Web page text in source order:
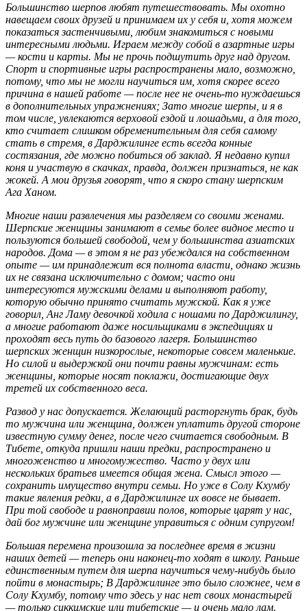
Большинство шерпов любят путешествовать. Мы охотно
навещаем своих друзей и принимаем их у себя и, хотя можем
показаться застенчивыми, любим знакомиться с новыми
интересными людьми. Играем между собой в азартные игры
— кости и карты. Мы не прочь подшутить друг над другом.
Спорт и спортивные игры распространены мало, возможно,
потому, что мы не могли научиться им, хотя скорее всего
причина в нашей работе — после нее не очень-то нуждаешься
в дополнительных упражнениях; Зато многие шерпы, и я в
том числе, увлекаются верховой ездой и лошадьми, а для того,
кто считает слишком обременительным для себя самому
стать в стремя, в Дарджилинге есть всегда конные
состязания, где можно побиться об заклад. Я недавно купил
коня и участвую в скачках, правда, должен признаться, не как
жокей. А мои друзья говорят, что я скоро стану шерпским
Ага Ханом.
Многие наши развлечения мы разделяем со своими женами.
Шерпские женщины занимают в семье более видное место и
пользуются большей свободой, чем у большинства азиатских
народов. Дома — в этом я не раз убеждался на собственном
опыте — им принадлежит вся полнота власти, однако жизнь
их не связана исключительно с домом; часто они
интересуются мужскими делами и выполняют работу,
которую обычно принято считать мужской. Как я уже
говорил, Анг Ламу девочкой ходила с ношами по Дарджилингу,
а многие работают даже носильщиками в экспедициях и
проходят весь путь до базового лагеря. Большинство
шерпских женщин низкорослые, некоторые совсем маленькие.
Но силой и выдержкой они почти равны мужчинам: есть
женщины, которые носят поклажи, достигающие двух
третей их собственного веса.
Развод у нас допускается. Желающий расторгнуть брак, будь
то мужчина или женщина, должен уплатить другой стороне
известную сумму денег, после чего считается свободным. В
Тибете, откуда пришли наши предки, распространено и
многоженство и многомужество. Часто у двух или
нескольких братьев имеется общая жена. Смысл этого —
сохранить имущество внутри семьи. Но уже в Солу Кхумбу
такие явления редки, а в Дарджилинге их вовсе не бывает.
При той свободе и равноправии полов, которые царят у нас,
дай бог мужчине или женщине управиться с одним супругом!
Большая перемена произошла за последнее время в жизни
наших детей — теперь они наконец-то ходят в школу. Раньше
единственным путем для шерпа научиться чему-нибудь было
пойти в монастырь; В Дарджилинге это было сложнее, чем в
Солу Кхумбу, потому что здесь у нас нет своих монастырей
— только сиккимские или тибетские — и очень мало лам.